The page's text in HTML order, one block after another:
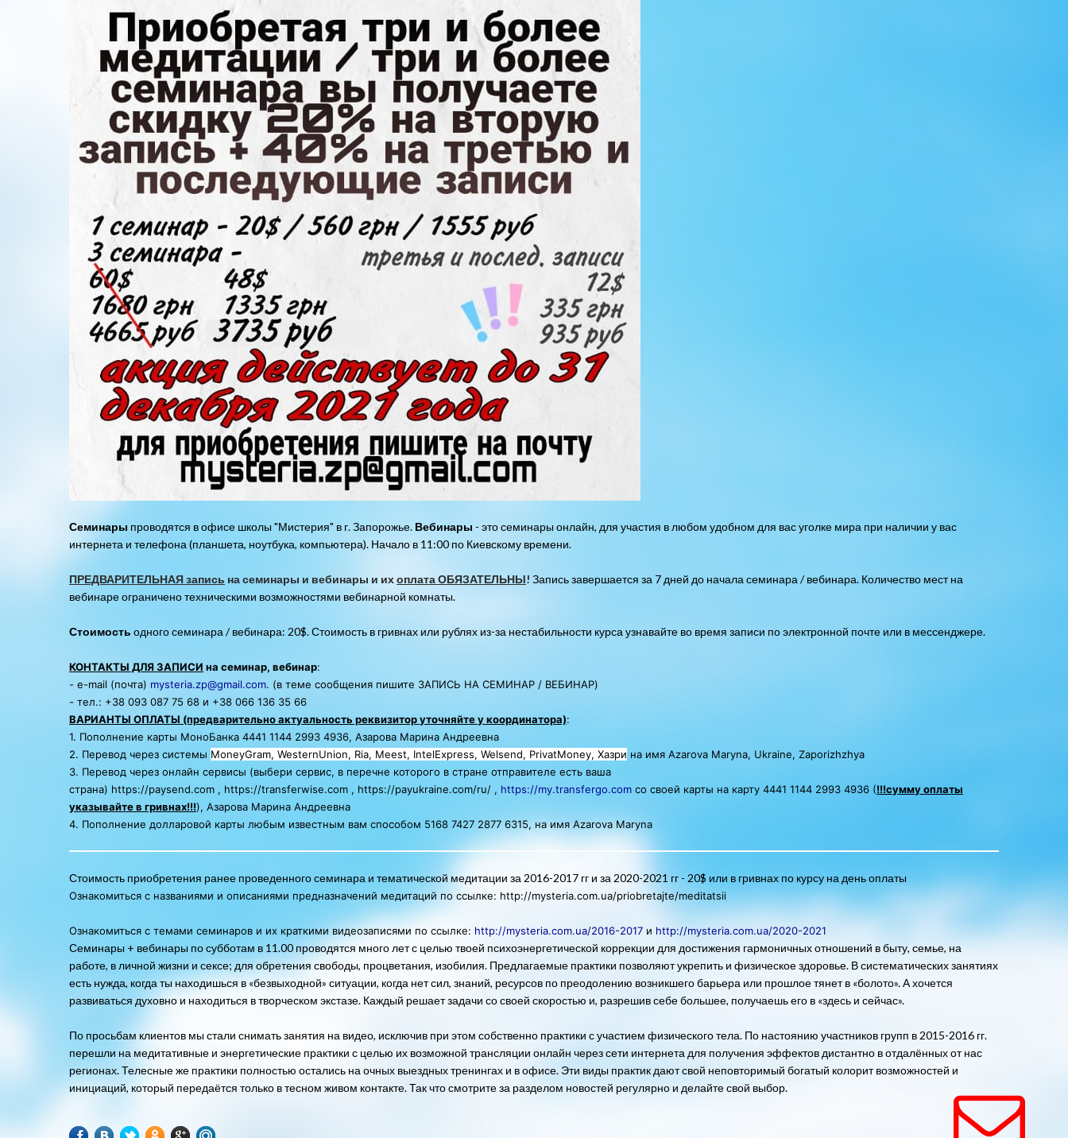
Семинары проводятся в офисе школы "Мистерия" в г. Запорожье. Вебинары - это семинары онлайн, для участия в любом удобном для вас уголке мира при наличии у вас
интернета и телефона (планшета, ноутбука, компьютера). Начало в 11:00 по Киевскому времени.
ПРЕДВАРИТЕЛЬНАЯ запись на семинары и вебинары и ихоплата ОБЯЗАТЕЛЬНЫ! Запись завершается за 7 дней до начала семинара / вебинара. Количество мест на
вебинаре ограничено техническими возможностями вебинарной комнаты.
Стоимость одного семинара / вебинара: 20$. Стоимость в гривнах или рублях из-за нестабильности курса узнавайте во время записи по электронной почте или в мессенджере.
КОНТАКТЫ ДЛЯ ЗАПИСИ на семинар, вебинар:
- e-mail (почта) mysteria.zp@gmail.com. (в теме сообщения пишите ЗАПИСЬ НА СЕМИНАР / ВЕБИНАР)
- тел.: +38 093 087 75 68 и +38 066 136 35 66
ВАРИАНТЫ ОПЛАТЫ (предварительно актуальность реквизитор уточняйте у координатора):
1. Пополнение карты МоноБанка 4441 1144 2993 4936, Азарова Марина Андреевна
2. Перевод через системы MoneyGram, WesternUnion, Ria, Meest, IntelExpress, Welsend, PrivatMoney, Хазри на имя Azarova Maryna, Ukraine, Zaporizhzhya
3. Перевод через онлайн сервисы (выбери сервис, в перечне которого в стране отправителе есть ваша
страна) https://paysend.com , https://transferwise.com , https://payukraine.com/ru/ , https://my.transfergo.com со своей карты на карту 4441 1144 2993 4936 (!!!сумму оплаты
указывайте в гривнах!!!), Азарова Марина Андреевна
4. Пополнение долларовой карты любым известным вам способом 5168 7427 2877 6315, на имя Azarova Maryna
Стоимость приобретения ранее проведенного семинара и тематической медитации за 2016-2017 гг и за 2020-2021 гг - 20$ или в гривнах по курсу на день оплаты
Ознакомиться с названиями и описаниями предназначений медитаций по ссылке: http://mysteria.com.ua/priobretajte/meditatsii
Ознакомиться с темами семинаров и их краткими видеозаписями по ссылке: http://mysteria.com.ua/2016-2017 и http://mysteria.com.ua/2020-2021
Семинары + вебинары по субботам в 11.00 проводятся много лет с целью твоей психоэнергетической коррекции для достижения гармоничных отношений в быту, семье, на
работе, в личной жизни и сексе; для обретения свободы, процветания, изобилия. Предлагаемые практики позволяют укрепить и физическое здоровье. В систематических занятиях
есть нужда, когда ты находишься в «безвыходной» ситуации, когда нет сил, знаний, ресурсов по преодолению возникшего барьера или прошлое тянет в «болото». А хочется
развиваться духовно и находиться в творческом экстазе. Каждый решает задачи со своей скоростью и, разрешив себе большее, получаешь его в «здесь и сейчас».
По просьбам клиентов мы стали снимать занятия на видео, исключив при этом собственно практики с участием физического тела. По настоянию участников групп в 2015-2016 гг.
перешли на медитативные и энергетические практики с целью их возможной трансляции онлайн через сети интернета для получения эффектов дистантно в отдалённых от нас
регионах. Телесные же практики полностью остались на очных выездных тренингах и в офисе. Эти виды практик дают свой неповторимый богатый колорит возможностей и
инициаций, который передаётся только в тесном живом контакте. Так что смотрите за разделом новостей регулярно и делайте свой выбор.